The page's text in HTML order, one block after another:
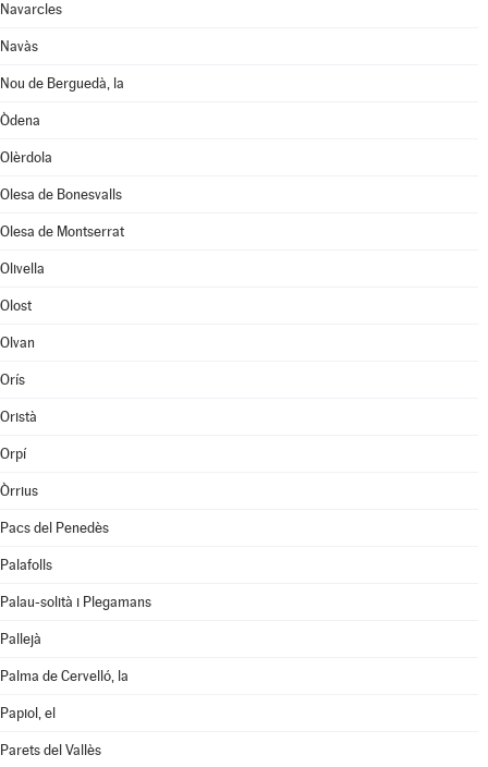
Navarcles
Navàs
Nou de Berguedà, la
Òdena
Olèrdola
Olesa de Bonesvalls
Olesa de Montserrat
Olivella
Olost
Olvan
Orís
Oristà
Orpí
Òrrius
Pacs del Penedès
Palafolls
Palau-solità i Plegamans
Pallejà
Palma de Cervelló, la
Papiol, el
Parets del Vallès